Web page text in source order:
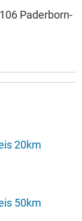
Paderborn-
20km
50km